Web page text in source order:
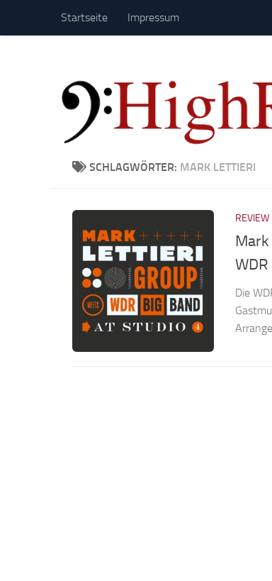
Zum Inhalt springen
Startseite Impressum
SCHLAGWÖRTER: MARK LETTIERI
REVIEW
Die